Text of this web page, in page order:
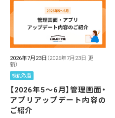
2026年7月23日 （2026年7月23日 更
新）
機能改善
【2026年5～6月】管理画面・
アプリアップデート内容の
ご紹介